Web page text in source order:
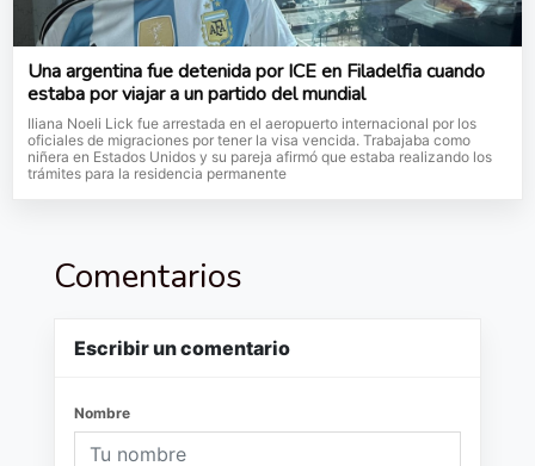
Una argentina fue detenida por ICE en Filadelfia cuando
estaba por viajar a un partido del mundial
Iliana Noeli Lick fue arrestada en el aeropuerto internacional por los
oficiales de migraciones por tener la visa vencida. Trabajaba como
niñera en Estados Unidos y su pareja afirmó que estaba realizando los
trámites para la residencia permanente
Comentarios
Escribir un comentario
Nombre